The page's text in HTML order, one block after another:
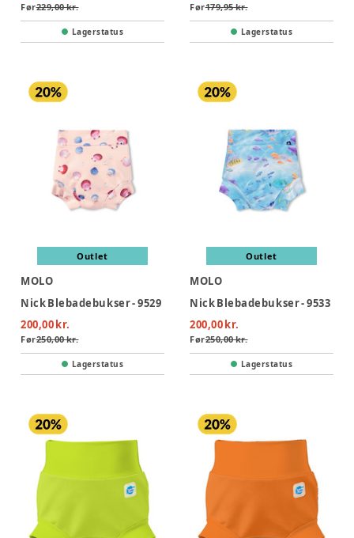
Før229,00 kr.
Lagerstatus
Før179,95 kr.
Lagerstatus
Outlet
MOLO
Nick Blebadebukser - 9529
200,00 kr.
Før250,00 kr.
Lagerstatus
Outlet
MOLO
Nick Blebadebukser - 9533
200,00 kr.
Før250,00 kr.
Lagerstatus